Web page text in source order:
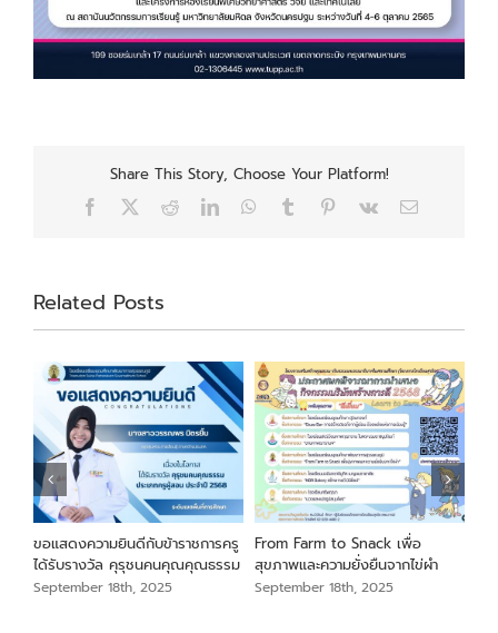
Share This Story, Choose Your Platform!
Facebook RedditLinkedInWhatsApp
Tumblr Pinterest
Vk Email
Related Posts
ขอแสดงความยินดีกับข้าราชการครู
ได้รับรางวัล คุรุชนคนคุณคุณธรรม
September 18th, 2025
From Farm to Snack เพื่อ
สุขภาพและความยั่งยืนจากไข่ผำ
September 18th, 2025